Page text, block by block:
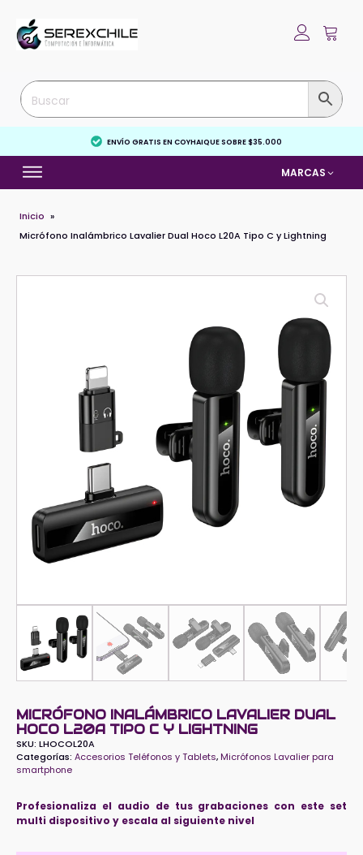
ENVÍO GRATIS EN COYHAIQUE SOBRE $35.000
MARCAS
Inicio »
Micrófono Inalámbrico Lavalier Dual Hoco L20A Tipo C y Lightning
MICRÓFONO INALÁMBRICO LAVALIER DUAL
HOCO L20A TIPO C Y LIGHTNING
SKU: LHOCOL20A
Categorías: Accesorios Teléfonos y Tablets, Micrófonos Lavalier para
smartphone
Profesionaliza el audio de tus grabaciones con este set
multi dispositivo y escala al siguiente nivel